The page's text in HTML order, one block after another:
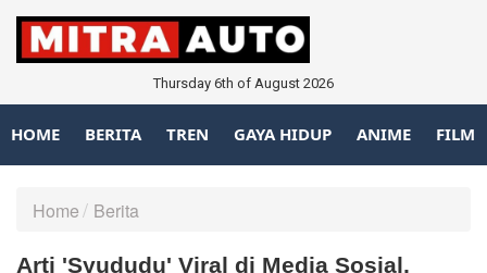
Thursday 6th of August 2026
HOME BERITA TREN GAYA HIDUP ANIME FILM
Home Berita
Arti 'Syududu' Viral di Media Sosial,